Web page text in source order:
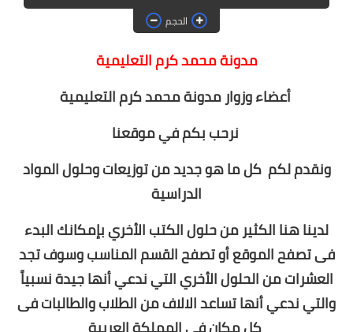
الصف الثالث الابتدائي
الصف الرابع الابتدائي
الصف الخامس الابتدائي
الصف السادس الابتدائي
المرحلة المتوسطة
كتب المرحلة المتوسطة
الصف الأول متوسط
الصف الثاني متوسط
الصف الثالث متوسط
الحجم
مدونة محمد كرم التعليمية
أعضاء وزوار مدونة محمدكرم
التعليمية
ونقدم لكم كل ما هو جديد من توزيعات وحلول المواد
الدراسية
لدينا هنا الكثير من حلول الكتب الأخري بإمكانك البدء
فى تصفح الموقع أو تصفح القسم المناسب وسوف تجد
العشرات من الحلول الأخري التي ندعي أنها جيدة نسبياً
والتي ندعي أنها تساعد الالاف من الطلاب والطالبات فى